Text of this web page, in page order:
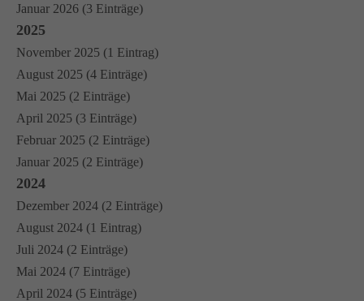
Januar 2026 (3 Einträge)
2025
November 2025 (1 Eintrag)
August 2025 (4 Einträge)
Mai 2025 (2 Einträge)
April 2025 (3 Einträge)
Februar 2025 (2 Einträge)
Januar 2025 (2 Einträge)
2024
Dezember 2024 (2 Einträge)
August 2024 (1 Eintrag)
Juli 2024 (2 Einträge)
Mai 2024 (7 Einträge)
April 2024 (5 Einträge)